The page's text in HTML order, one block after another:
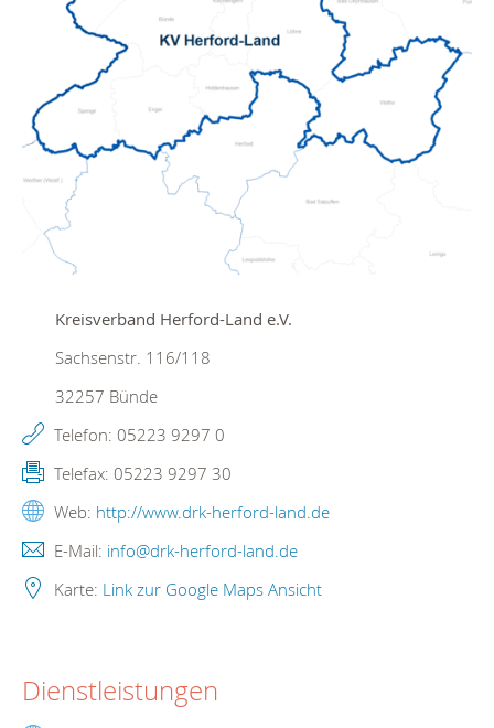
Kreisverband Herford-Land e.V.
Sachsenstr. 116/118
32257 Bünde
Telefon: 05223 9297 0
Telefax: 05223 9297 30
Web: http://www.drk-herford-land.de
E-Mail: info@drk-herford-land.de
Karte: Link zur Google Maps Ansicht
Dienstleistungen